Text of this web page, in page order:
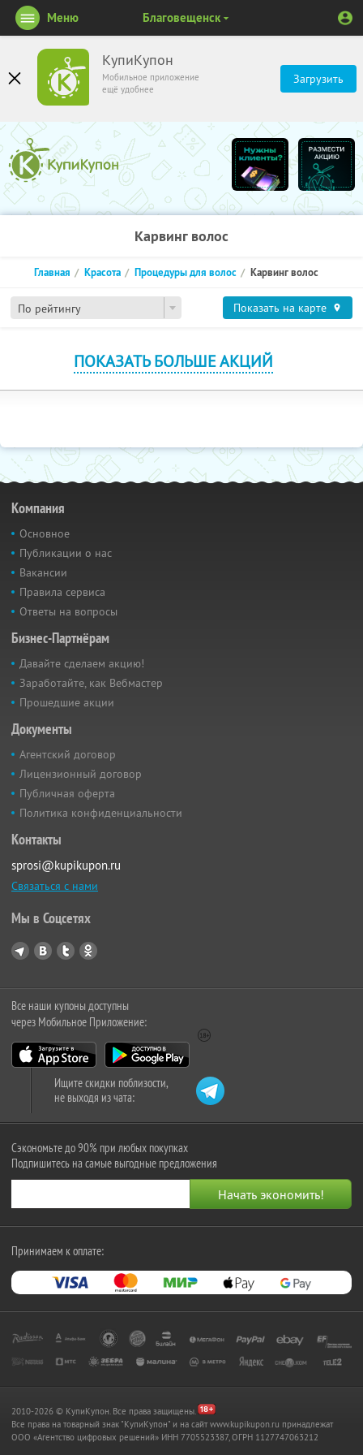
КупиКупон
Мобильное приложение
ещё удобнее
Загрузить
Меню Благовещенск
Карвинг волос
По рейтингу
Главная Красота Процедуры для волос Карвинг волос
Показать на карте
ПОКАЗАТЬ БОЛЬШЕ АКЦИЙ
Компания
Основное
Публикации о нас
Вакансии
Правила сервиса
Ответы на вопросы
Бизнес-Партнёрам
Давайте сделаем акцию!
Заработайте, как Вебмастер
Прошедшие акции
Документы
Агентский договор
Лицензионный договор
Публичная оферта
Политика конфиденциальности
Контакты
sprosi@kupikupon.ru
Связаться с нами
Мы в Соцсетях
Все наши купоны доступны
через Мобильное Приложение:
Ищите скидки поблизости,
не выходя из чата:
Сэкономьте до 90% при любых покупках
Подпишитесь на самые выгодные предложения
Принимаем к оплате:
2010-2026 © КупиКупон. Все права защищены.
Все права на товарный знак "КупиКупон" и на сайт www.kupikupon.ru принадлежат
OOO «Агентство цифровых решений» ИНН 7705523387, ОГРН 1127747063212